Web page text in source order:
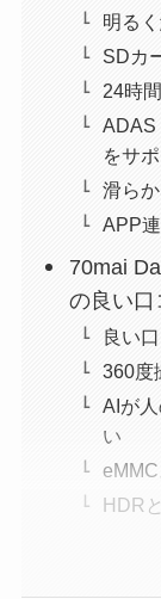
明る
SDカ
24時
ADAS
をサ
滑ら
APP
70mai
の良い口
良い
360度
AIが
い
HDR